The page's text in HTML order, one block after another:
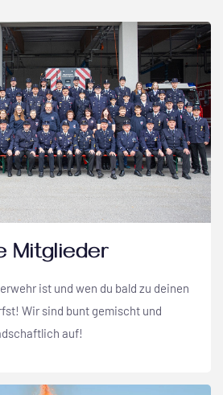
Mitglieder
ist und wen du bald zu deinen
Wir sind bunt gemischt und
auf!